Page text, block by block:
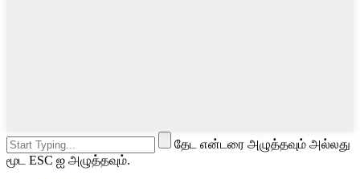
தேட என்டரை அழுத்தவும் அல்லது
மூட ESC ஐ அழுத்தவும்.